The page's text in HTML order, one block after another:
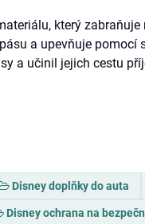
který
a upevňuje
a učinil jejich cestu
Disney doplňky do auta
Disney ochrana na